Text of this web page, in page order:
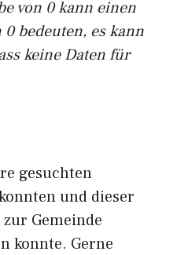
von 0 kann einen
bedeuten, es kann
keine Daten für
gesuchten
und dieser
Gemeinde
konnte. Gerne